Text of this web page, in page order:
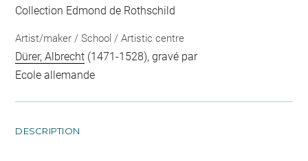
Collection Edmond de Rothschild
Artist/maker / School / Artistic centre
Dürer, Albrecht (1471-1528), gravé par
Ecole allemande
DESCRIPTION